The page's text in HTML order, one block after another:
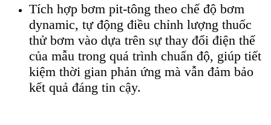
Tích hợp bơm pit-tông theo chế độ bơm
dynamic, tự động điều chỉnh lượng thuốc
thử bơm vào dựa trên sự thay đổi điện thế
của mẫu trong quá trình chuẩn độ, giúp tiết
kiệm thời gian phản ứng mà vẫn đảm bảo
kết quả đáng tin cậy.